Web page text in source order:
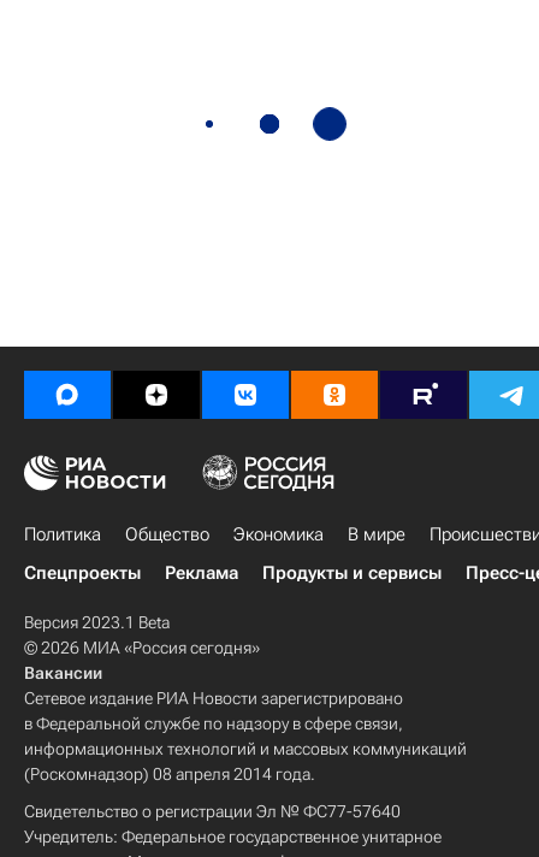
Политика Общество Экономика В мире
Спецпроекты
Реклама Продукты и сервисы Пресс-
Версия 2023.1 Beta
© 2026 МИА «Россия сегодня»
Вакансии
Сетевое издание РИА Новости зарегистрировано
в Федеральной службе по надзору в сфере связи,
информационных технологий и массовых коммуникаций
(Роскомнадзор) 08 апреля 2014 года.
Свидетельство о регистрации Эл № ФС77-57640
Учредитель: Федеральное государственное унитарное